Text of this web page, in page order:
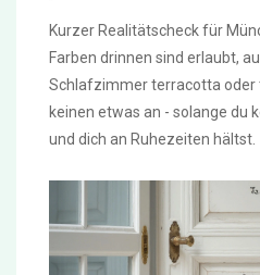
Kurzer Realitätscheck für
Farben drinnen sind erlaubt,
Schlafzimmer terracotta
keinen etwas an - solange du
und dich an Ruhezeiten hältst.